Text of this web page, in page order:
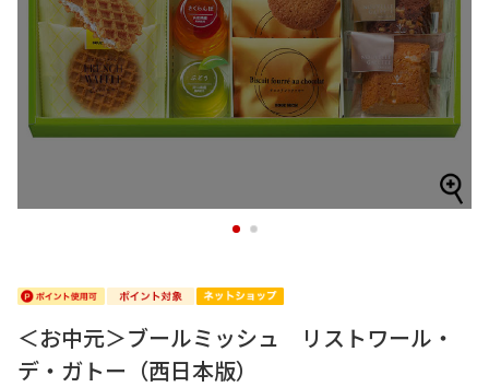
1 2
＜お中元＞ブールミッシュ リストワール・
デ・ガトー（西日本版）